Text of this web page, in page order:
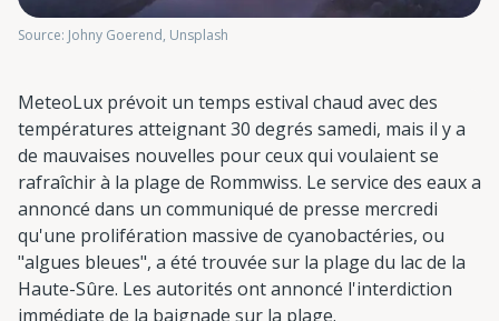
Source: Johny Goerend, Unsplash
MeteoLux prévoit un temps estival chaud avec des
températures atteignant 30 degrés samedi, mais il y a
de mauvaises nouvelles pour ceux qui voulaient se
rafraîchir à la plage de Rommwiss. Le service des eaux a
annoncé dans un communiqué de presse mercredi
qu'une prolifération massive de cyanobactéries, ou
"algues bleues", a été trouvée sur la plage du lac de la
Haute-Sûre. Les autorités ont annoncé l'interdiction
immédiate de la baignade sur la plage.